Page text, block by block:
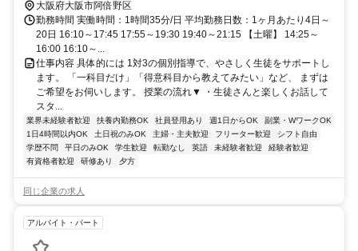
大阪府大阪市阿倍野区
勤務時間 実働時間：1時間35分/日 平均勤務日数：1ヶ月あたり4日～
20日 16:10～17:45 17:55～19:30 19:40～21:15 【土曜】 14:25～
16:00 16:10～...
仕事内容 具体的には 1対3の個別指導で、やさしく生徒をサポートし
ます。 「一科目だけ」「得意科目から教えてみたい」など、 まずは
ご希望をお伺いします。 授業の流れ▼ ・生徒さんと楽しくお話して
スタ...
業界未経験者歓迎 扶養内勤務OK 社員登用あり 週1日からOK
副業・WワークOK
1日4時間以内OK
土日祝のみOK 主婦・主夫歓迎 フリーター歓迎
シフト自由
学歴不問
平日のみOK 学生歓迎 転勤なし 英語 未経験者歓迎
経験者歓迎
有資格者歓迎
研修あり 夕方
同じ企業の求人
アルバイト・パート